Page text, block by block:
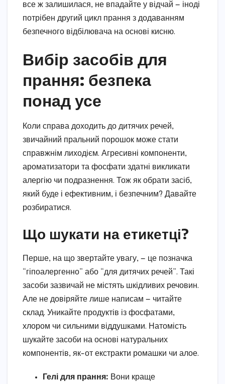
все ж залишилася, не впадайте у відчай — іноді
потрібен другий цикл прання з додаванням
безпечного відбілювача на основі кисню.
Вибір засобів для
прання: безпека
понад усе
Коли справа доходить до дитячих речей,
звичайний пральний порошок може стати
справжнім лиходієм. Агресивні компоненти,
ароматизатори та фосфати здатні викликати
алергію чи подразнення. Тож як обрати засіб,
який буде і ефективним, і безпечним? Давайте
розбиратися.
Що шукати на етикетці?
Перше, на що звертайте увагу, — це позначка
“гіпоалергенно” або “для дитячих речей”. Такі
засоби зазвичай не містять шкідливих речовин.
Але не довіряйте лише написам — читайте
склад. Уникайте продуктів із фосфатами,
хлором чи сильними віддушками. Натомість
шукайте засоби на основі натуральних
компонентів, як-от екстракти ромашки чи алое.
Гелі для прання: Вони краще